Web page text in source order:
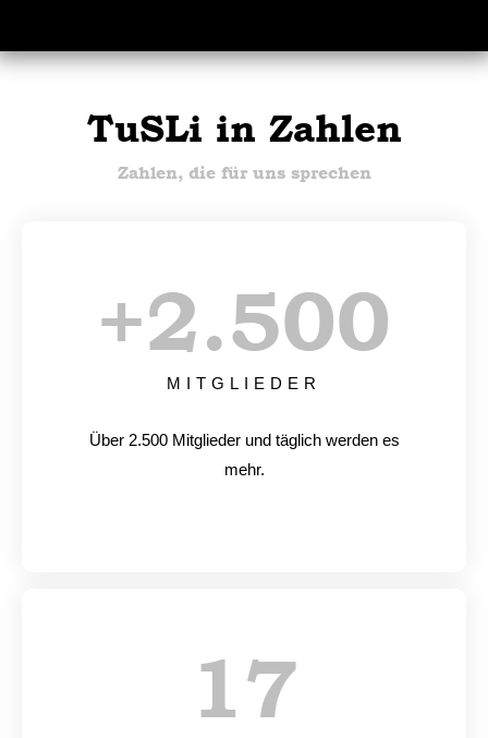
TuSLi in Zahlen
Zahlen, die für uns sprechen
MITGLIEDER
+2.500
Über 2.500 Mitglieder und täglich werden es
mehr.
17